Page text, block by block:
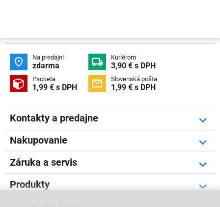
 Na predajni
zdarma  Kuriérom
3,90 € s DPH
 Packeta
1,99 € s DPH  Slovenská pošta
1,99 € s DPH
Kontakty a predajne
Nakupovanie
Záruka a servis
Produkty